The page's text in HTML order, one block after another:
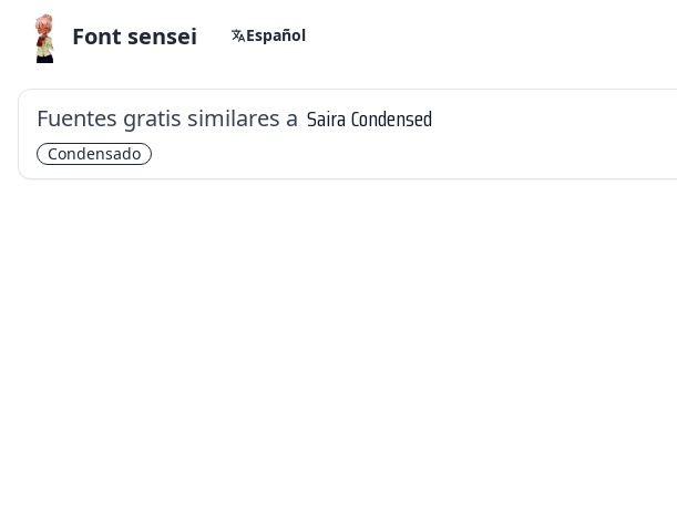
Font sensei Español
Fuentes gratis similares a Saira Condensed
Condensado